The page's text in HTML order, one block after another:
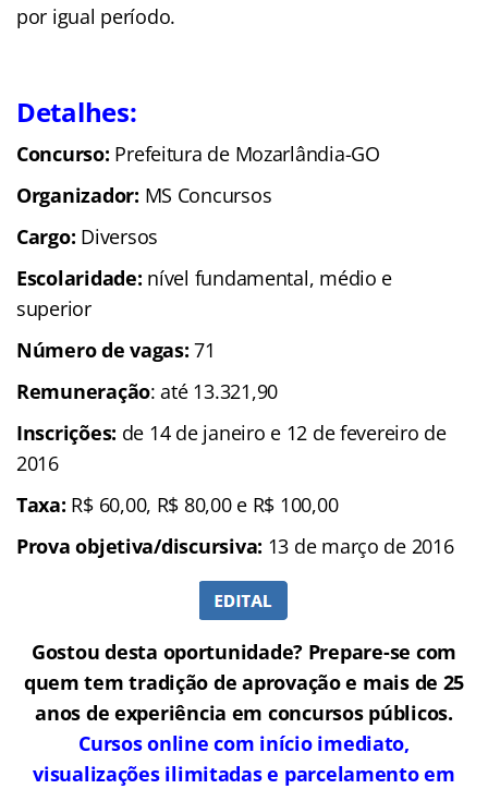
por igual período.
Detalhes:
Concurso: Prefeitura de Mozarlândia-GO
Organizador: MS Concursos
Cargo: Diversos
Escolaridade: nível fundamental, médio e
superior
Número de vagas:71
Remuneração: até 13.321,90
Inscrições: de 14 de janeiro e 12 de fevereiro de
2016
Taxa: R$ 60,00, R$ 80,00 e R$ 100,00
Prova objetiva/discursiva: 13 de março de 2016
Gostou desta oportunidade? Prepare-se com
quem tem tradição de aprovação e mais de 25
anos de experiência em concursos públicos.
Cursos online com início imediato,
visualizações ilimitadas e parcelamento em